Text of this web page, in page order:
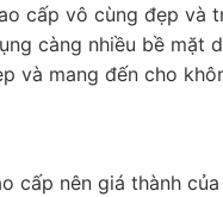
cấp vô cùng đẹp và
càng nhiều bề mặt
và mang đến cho
cấp nên giá thành